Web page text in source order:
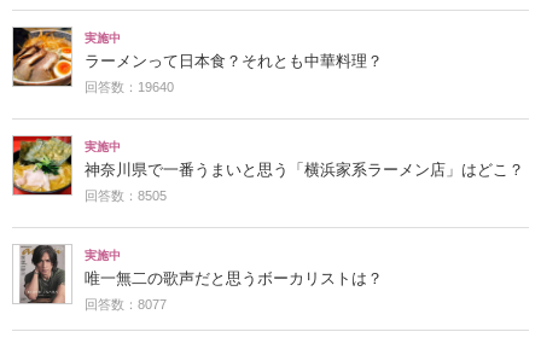
実施中
ラーメンって日本食？それとも中華料理？
回答数：19640
実施中
神奈川県で一番うまいと思う「横浜家系ラーメン店」はどこ？
回答数：8505
実施中
唯一無二の歌声だと思うボーカリストは？
回答数：8077